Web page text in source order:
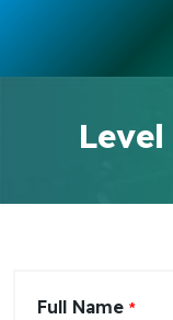
Full Name